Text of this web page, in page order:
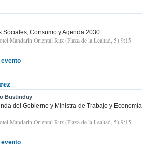
Sociales, Consumo y Agenda 2030
Mandarin Oriental Ritz (Plaza de la Lealtad, 5) 9:15
evento
Bustinduy
del Gobierno y Ministra de Trabajo y Economía
Mandarin Oriental Ritz (Plaza de la Lealtad, 5) 9:15
evento